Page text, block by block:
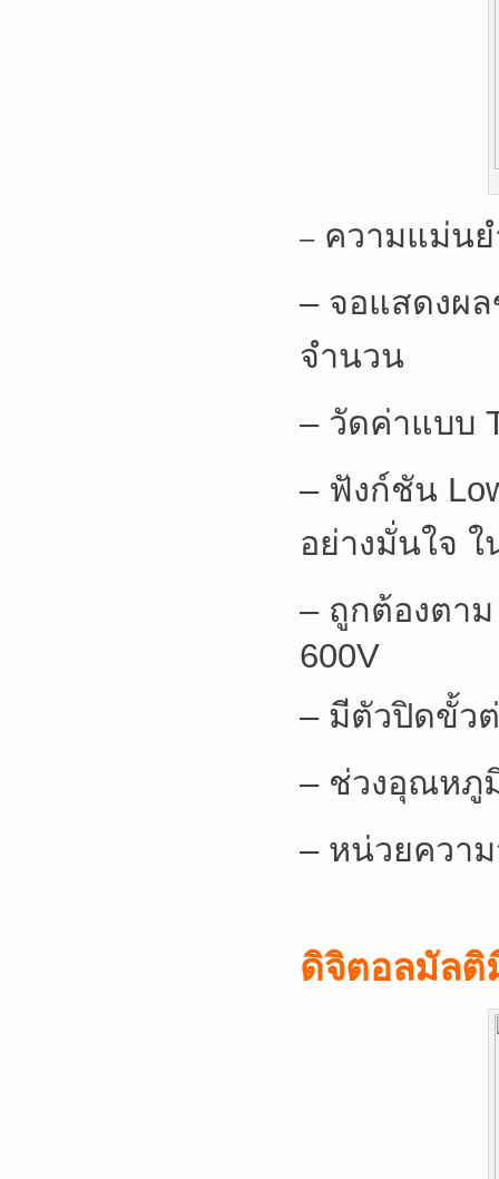
–ความแม่นย
– จอแสดงผ
จำนวน
– วัดค่าแบบ
– ฟังก์ชัน
อย่างมั่นใจ ใ
– ถูกต้องตาม
600V
– มีตัวปิดขั้ว
– ช่วงอุณหภู
– หน่วยควา
ดิจิตอลมัลติ